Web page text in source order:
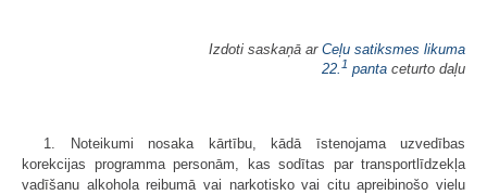
Izdoti saskaņā ar Ceļu satiksmes likuma
22. 1 panta ceturto daļu
1. Noteikumi nosaka kārtību, kādā īstenojama uzvedības
korekcijas programma personām, kas sodītas par transportlīdzekļa
vadīšanu alkohola reibumā vai narkotisko vai citu apreibinošo vielu